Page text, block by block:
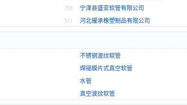
358
宁津县盛亚软管有限公司
311
河北耀承橡塑制品有限公司
不锈钢波纹软管
焊接膜片式真空软管
水管
真空波纹软管